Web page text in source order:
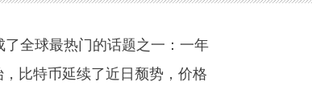
全球最热门的话题之一：一年
比特币延续了近日颓势，价格